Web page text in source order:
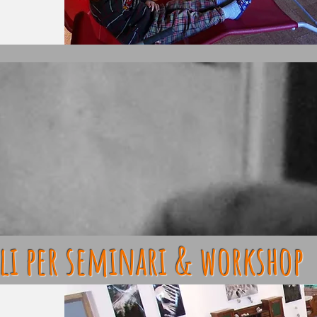
per seminari & workshop